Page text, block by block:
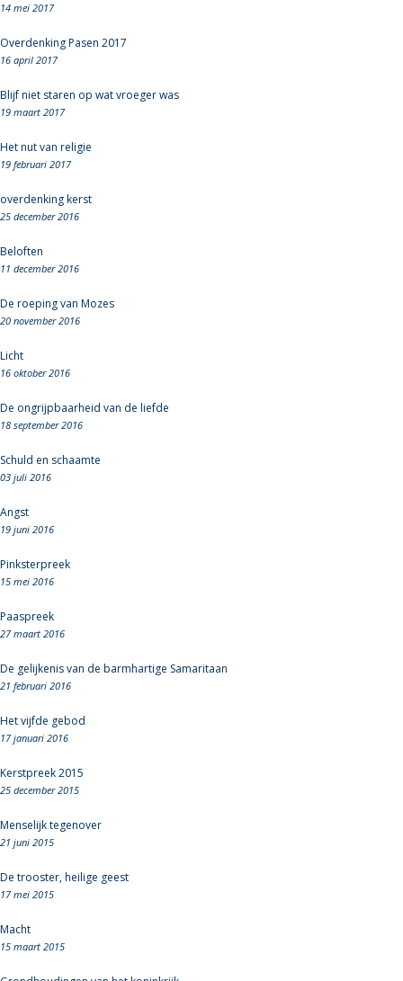
14 mei 2017
Overdenking Pasen 2017
16 april 2017
Blijf niet staren op wat vroeger was
19 maart 2017
Het nut van religie
19 februari 2017
overdenking kerst
25 december 2016
Beloften
11 december 2016
De roeping van Mozes
20 november 2016
Licht
16 oktober 2016
De ongrijpbaarheid van de liefde
18 september 2016
Schuld en schaamte
03 juli 2016
Angst
19 juni 2016
Pinksterpreek
15 mei 2016
Paaspreek
27 maart 2016
De gelijkenis van de barmhartige Samaritaan
21 februari 2016
Het vijfde gebod
17 januari 2016
Kerstpreek 2015
25 december 2015
Menselijk tegenover
21 juni 2015
De trooster, heilige geest
17 mei 2015
Macht
15 maart 2015